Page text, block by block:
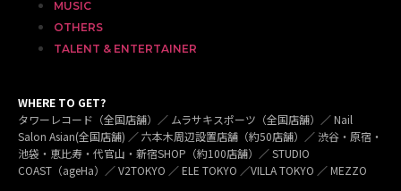
MUSIC
OTHERS
TALENT & ENTERTAINER
WHERE TO GET?
タワーレコード（全国店舗）／ ムラサキスポーツ（全国店舗）／ Nail
Salon Asian(全国店舗) ／ 六本木周辺設置店舗（約50店舗）／ 渋谷・原宿・
池袋・恵比寿・代官山・新宿SHOP（約100店舗）／ STUDIO
COAST（ageHa）／ V2TOKYO ／ ELE TOKYO ／VILLA TOKYO ／ MEZZO